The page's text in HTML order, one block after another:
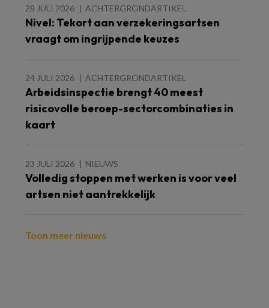
28 JULI 2026 ACHTERGRONDARTIKEL
Nivel: Tekort aan verzekeringsartsen
vraagt om ingrijpende keuzes
24 JULI 2026 ACHTERGRONDARTIKEL
Arbeidsinspectie brengt 40 meest
risicovolle beroep-sectorcombinaties in
kaart
23 JULI 2026 NIEUWS
Volledig stoppen met werken is voor veel
artsen niet aantrekkelijk
Toon meer nieuws